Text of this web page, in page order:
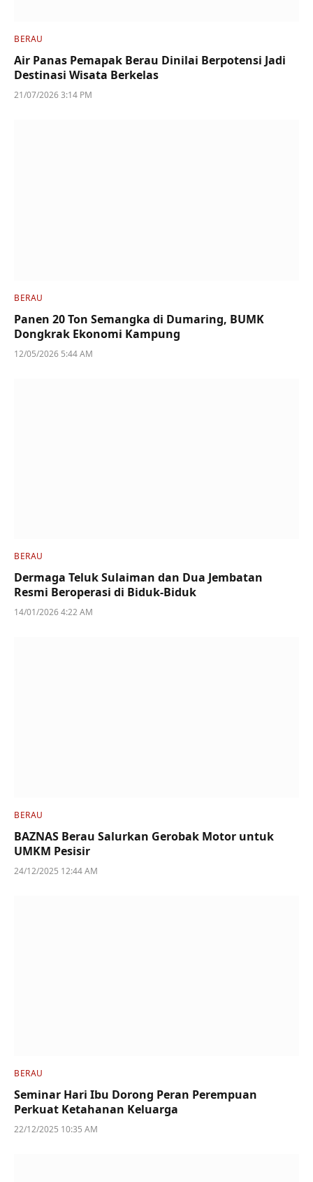
BERAU
Air Panas Pemapak Berau Dinilai Berpotensi Jadi
Destinasi Wisata Berkelas
21/07/2026 3:14 PM
BERAU
Panen 20 Ton Semangka di Dumaring, BUMK
Dongkrak Ekonomi Kampung
12/05/2026 5:44 AM
BERAU
Dermaga Teluk Sulaiman dan Dua Jembatan
Resmi Beroperasi di Biduk-Biduk
14/01/2026 4:22 AM
BERAU
BAZNAS Berau Salurkan Gerobak Motor untuk
UMKM Pesisir
24/12/2025 12:44 AM
BERAU
Seminar Hari Ibu Dorong Peran Perempuan
Perkuat Ketahanan Keluarga
22/12/2025 10:35 AM